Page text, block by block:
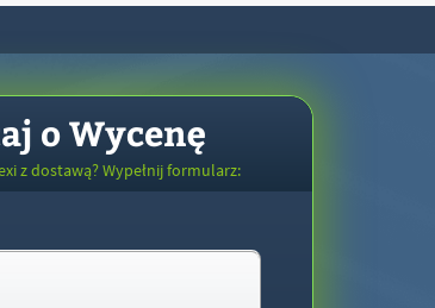
o Wycenę
z dostawą? Wypełnij formularz: